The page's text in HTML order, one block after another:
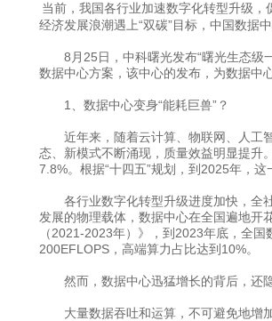
当前，我国各行业加速数字化转型升级，
经济发展浪潮遇上“双碳”目标，中国数据
8月25日，中科曙光发布“曙光生态级一
数据中心方案，该中心的发布，为数据中
1、数据中心变身“能耗巨兽”？
近年来，随着云计算、物联网、人工
态、新模式不断涌现，质量效益明显提升
7.8%。根据“十四五”规划，到2025年，这
各行业数字化转型升级进度加快，全社
发展的物理载体，数据中心在全国遍地开
（2021-2023年）》，到2023年底，全
200EFLOPS，高端算力占比达到10%。
然而，数据中心迅猛增长的背后，还隐
大量数据吞吐和运算，不可避免地增